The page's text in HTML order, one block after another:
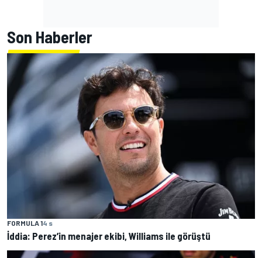
Son Haberler
FORMULA 14 s
İddia: Perez’in menajer ekibi, Williams ile görüştü